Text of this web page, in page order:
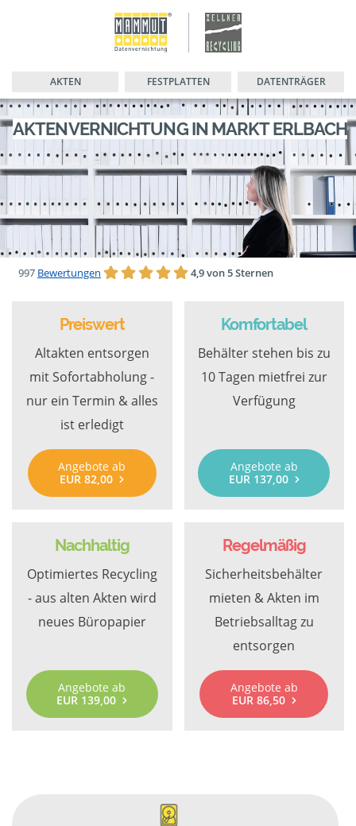
AKTEN FESTPLATTEN DATENTRÄGER
AKTENVERNICHTUNG IN MARKT ERLBACH
997 Bewertungen 4,9 von 5 Sternen
Preiswert
Altakten entsorgen
mit Sofortabholung -
nur ein Termin & alles
ist erledigt
Angebote ab
EUR 82,00
Komfortabel
Behälter stehen bis zu
10 Tagen mietfrei zur
Verfügung
Angebote ab
EUR 137,00
Nachhaltig
Optimiertes Recycling
- aus alten Akten wird
neues Büropapier
Angebote ab
EUR 139,00
Regelmäßig
Sicherheitsbehälter
mieten & Akten im
Betriebsalltag zu
entsorgen
Angebote ab
EUR 86,50